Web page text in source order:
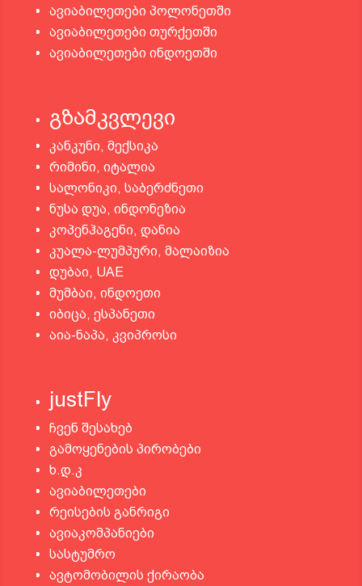
ავიაბილეთები პოლონეთში
ავიაბილეთები თურქეთში
ავიაბილეთები ინდოეთში
გზამკვლევი
კანკუნი, მექსიკა
რიმინი, იტალია
სალონიკი, საბერძნეთი
ნუსა დუა, ინდონეზია
კოპენჰაგენი, დანია
კუალა-ლუმპური, მალაიზია
დუბაი, UAE
მუმბაი, ინდოეთი
იბიცა, ესპანეთი
აია-ნაპა, კვიპროსი
justFly
ჩვენ შესახებ
გამოყენების პირობები
ხ.დ.კ
ავიაბილეთები
რეისების განრიგი
ავიაკომპანიები
სასტუმრო
ავტომობილის ქირაობა